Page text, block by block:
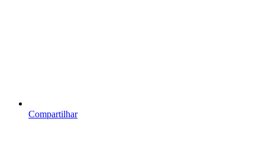
Compartilhar